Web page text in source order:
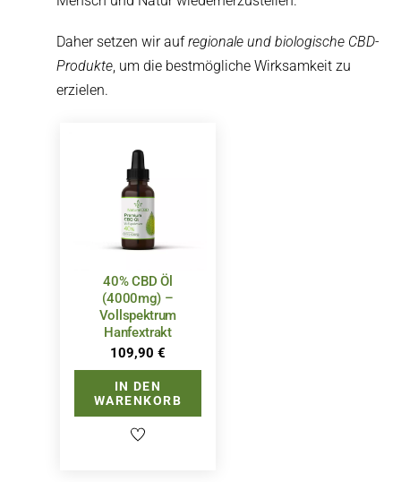
Daher setzen wir aufregionale und biologische CBD-
Produkte, um die bestmögliche Wirksamkeit zu
erzielen.
40% CBD Öl
(4000mg) –
Vollspektrum
Hanfextrakt
109,90 €
IN DEN
WARENKORB